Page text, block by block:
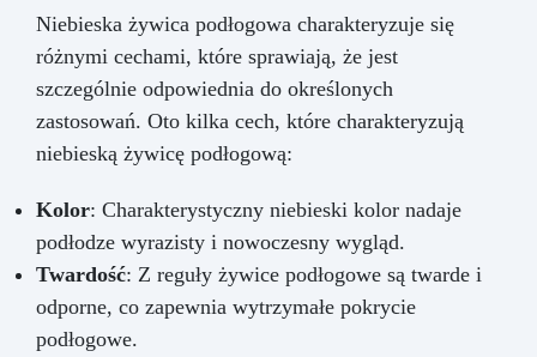
Niebieska żywica podłogowa charakteryzuje się
różnymi cechami, które sprawiają, że jest
szczególnie odpowiednia do określonych
zastosowań. Oto kilka cech, które charakteryzują
niebieską żywicę podłogową:
Kolor: Charakterystyczny niebieski kolor nadaje
podłodze wyrazisty i nowoczesny wygląd.
Twardość: Z reguły żywice podłogowe są twarde i
odporne, co zapewnia wytrzymałe pokrycie
podłogowe.